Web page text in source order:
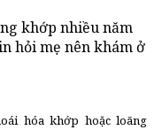
khớp nhiều năm
hỏi mẹ nên khám ở
hóa khớp hoặc loãng